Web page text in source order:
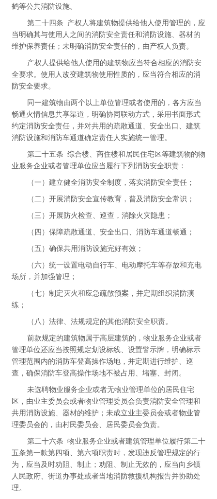
鹤等公共消防设施。
第二十四条 产权人将建筑物提供给他人使用管理的，应
当明确其与使用人之间的消防安全责任和消防设施、器材的
维护保养责任；未明确消防安全责任的，由产权人负责。
产权人提供给他人使用的建筑物应当符合相应的消防安
全要求。使用人改变建筑物使用性质的，应当符合相应的消
防安全要求。
同一建筑物由两个以上单位管理或者使用的，各方应当
畅通火情信息共享渠道，明确协同联动方式，采用书面形式
约定消防安全责任，并对共用的疏散通道、安全出口、建筑
消防设施和消防车通道确定责任人实施统一管理。
第二十五条 综合楼、商住楼和居民住宅区等建筑物的物
业服务企业或者管理单位应当履行下列消防安全职责：
（一）建立健全消防安全制度，落实消防安全责任；
（二）开展消防安全宣传教育，普及消防安全常识；
（三）开展防火检查、巡查，消除火灾隐患；
（四）保障疏散通道、安全出口、消防车通道畅通；
（五）确保共用消防设施完好有效；
（六）统一设置电动自行车、电动摩托车等存放和充电
场所，并加强管理；
（七）制定灭火和应急疏散预案，并定期组织消防演
练；
（八）法律、法规规定的其他消防安全职责。
前款规定的建筑物属于高层建筑的，物业服务企业或者
管理单位还应当按照规定划设标线、设置警示牌，明确标示
管理范围内的消防车登高操作场地，并定期进行维护、巡
查，确保消防车登高操作场地不被占用、堵塞、封闭。
未选聘物业服务企业或者无物业管理单位的居民住宅
区，由业主委员会或者物业管理委员会负责消防安全管理和
共用消防设施、器材的维护；未成立业主委员会或者物业管
理委员会的，由村民委员会、居民委员会负责。
第二十六条 物业服务企业或者建筑管理单位履行第二十
五条第一款第四项、第六项职责时，发现违反管理规定的行
为，应当及时劝阻、制止；劝阻、制止无效的，应当向乡镇
人民政府、街道办事处或者当地消防救援机构报告并协助处
理。